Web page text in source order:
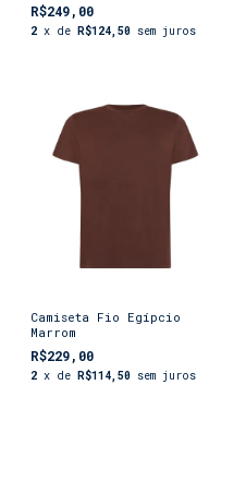
R$249,00
2 x de R$124,50 sem juros
Camiseta Fio Egípcio
Marrom
R$229,00
2 x de R$114,50 sem juros